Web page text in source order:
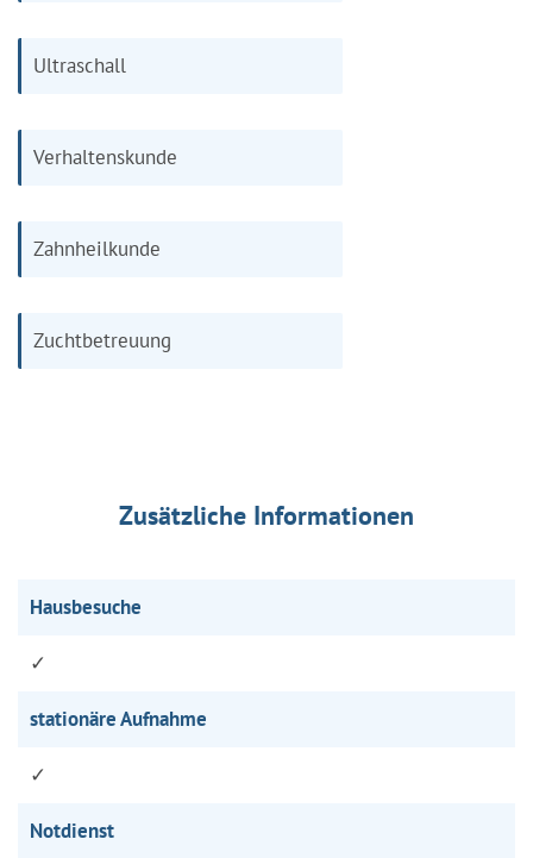
Ultraschall
Verhaltenskunde
Zahnheilkunde
Zuchtbetreuung
Zusätzliche Informationen
Hausbesuche
✓
stationäre Aufnahme
✓
Notdienst